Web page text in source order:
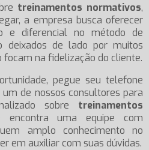
treinamentos normativos,
a empresa busca oferecer
e diferencial no método de
deixados de lado por muitos
na fidelização do cliente.
pegue seu telefone
de nossos consultores para
sobre treinamentos
uma equipe com
amplo conhecimento no
em auxiliar com suas dúvidas.